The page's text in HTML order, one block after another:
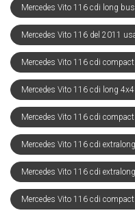
Mercedes Vito 116 cdi long
Mercedes Vito 116 del 2011
Mercedes Vito 116 cdi
Mercedes Vito 116 cdi long
Mercedes Vito 116 cdi
Mercedes Vito 116 cdi
Mercedes Vito 116 cdi
Mercedes Vito 116 cdi